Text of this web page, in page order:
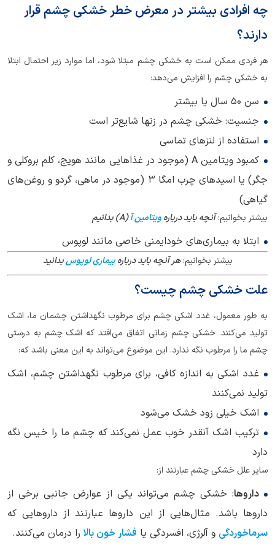
چه افرادی بیشتر در معرض خطر خشکی چشم قرار
دارند؟
هر فردی ممکن است به خشکی چشم مبتلا شود، اما موارد زیر احتمال ابتلا
به خشکی چشم را افزایش می‌دهد:
سن 50 سال یا بیشتر
جنسیت: خشکی چشم در زنها شایع‌تر است
استفاده از لنزهای تماسی
کمبود ویتامین A (موجود در غذاهایی مانند هویج، کلم بروکلی و
جگر) یا اسیدهای چرب امگا 3 (موجود در ماهی، گردو و روغن‌های
گیاهی)
بیشتر بخوانیم:آنچه باید دربارهویتامین آ(A) بدانیم
ابتلا به بیماری‌های خودایمنی خاصی مانند لوپوس
بیشتر بخوانیم:هر آنچه باید دربارهبیماری لوپوسبدانید
علت خشکی چشم چیست؟
به طور معمول، غدد اشکی چشم برای مرطوب نگهداشتن چشمان ما، اشک
تولید می‌کنند. خشکی چشم زمانی اتفاق می‌افتد که اشک چشم به درستی
چشم ما را مرطوب نگه ندارد. این موضوع می‌تواند به این معنی باشد که:
غدد اشکی به اندازه کافی، برای مرطوب نگهداشتن چشم، اشک
تولید نمی‌کنند
اشک خیلی زود خشک می‌شود
ترکیب اشک آنقدر خوب عمل نمی‌کند که چشم ما را خیس نگه
دارد
سایر علل خشکی چشم عبارتند از:
داروها: خشکی چشم می‌تواند یکی از عوارض جانبی برخی از
داروها باشد. مثال‌هایی از این داروها عبارتند از داروهایی که
سرماخوردگی و آلرژی، افسردگی یا فشار خون بالا را درمان می‌کنند.